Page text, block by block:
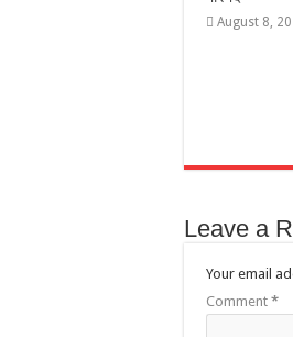
August 8,
Leave a
Your email
Comment *